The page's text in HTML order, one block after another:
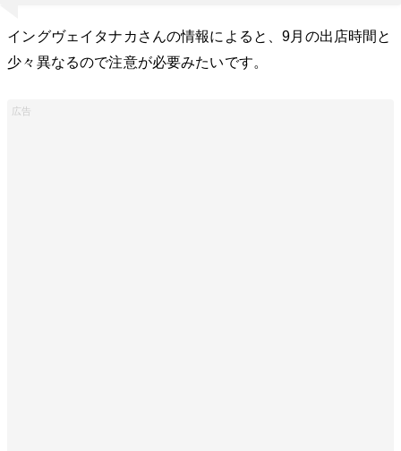
イングヴェイタナカさんの情報によると、9月の出店時間と
少々異なるので注意が必要みたいです。